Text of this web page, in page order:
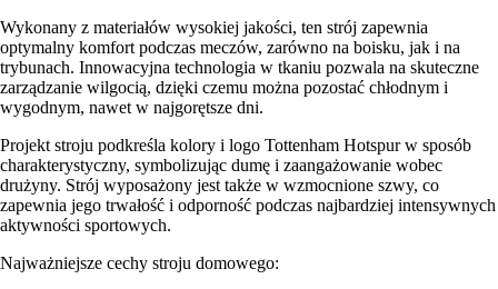
Wykonany z materiałów wysokiej jakości, ten strój zapewnia
optymalny komfort podczas meczów, zarówno na boisku, jak i na
trybunach. Innowacyjna technologia w tkaniu pozwala na skuteczne
zarządzanie wilgocią, dzięki czemu można pozostać chłodnym i
wygodnym, nawet w najgorętsze dni.
Projekt stroju podkreśla kolory i logo Tottenham Hotspur w sposób
charakterystyczny, symbolizując dumę i zaangażowanie wobec
drużyny. Strój wyposażony jest także w wzmocnione szwy, co
zapewnia jego trwałość i odporność podczas najbardziej intensywnych
aktywności sportowych.
Najważniejsze cechy stroju domowego: